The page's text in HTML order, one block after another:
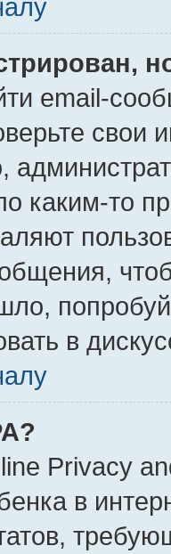
email-
свои
каким-то
в
Privacy
в